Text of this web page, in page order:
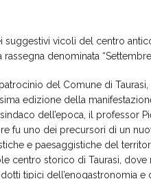
vicoli del centro
denominata
del Comune di
edizione della
dell’epoca, il professor
fu uno dei precursori di un
e paesaggistiche del
centro storico di Taurasi,
tipici dell’enogastronomia e